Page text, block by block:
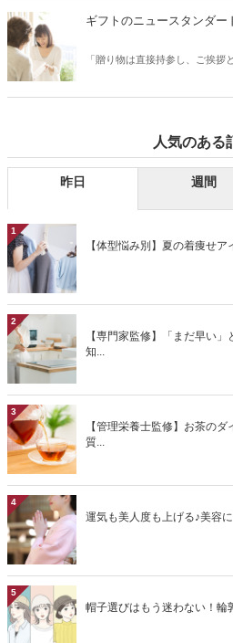
てしまうと、皮脂が酸化し黒ず
肌は、たるみ毛穴からシワに
介します。
ギフトのニュースタンダー
「贈り物は直接持参し、ご挨
の贈り物をご紹介します。
人気のある
昨日 週間
1
【体型悩み別】夏の着痩せ
2
【専門家監修】「まだ早い
知...
3
【管理栄養士監修】お茶の
質...
4
運気も美人度も上げる♪美容
5
帽子選びはもう迷わない！輪